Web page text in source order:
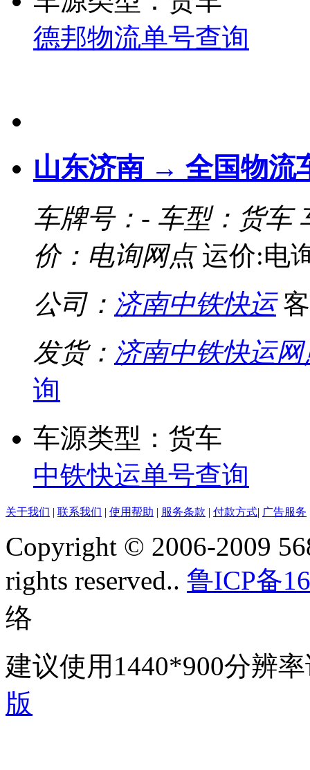
德邦物流单号查询
山东济南 → 全国物流
车牌号：- 车型：货车
价：电询网点运价:电
公司： 济南中铁快运客
发货： 济南中铁快运
询
车源类型：货车
中铁快运单号查询
关于我们 | 联系我们 | 使用帮助 | 服务条款 | 付款方式| 广告服务
Copyright © 2006-2009
rights reserved.. 鲁ICP备
络
建议使用1440*900分辨
版